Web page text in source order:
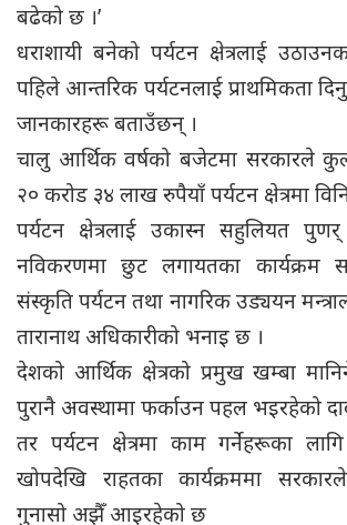
बढेको छ ।’
धराशायी बनेको पर्यटन क्षेत्रलाई
पहिले आन्तरिक पर्यटनलाई प्राथमिकता
जानकारहरू बताउँछन् ।
चालु आर्थिक वर्षको बजेटमा सरकारले
२० करोड ३४ लाख रुपैयाँ पर्यटन क्षेत्रमा
पर्यटन क्षेत्रलाई उकास्न सहुलियत पुणर्
नविकरणमा छुट लगायतका कार्यक्रम
संस्कृति पर्यटन तथा नागरिक उड्ययन
तारानाथ अधिकारीको भनाइ छ ।
देशको आर्थिक क्षेत्रको प्रमुख खम्बा
पुरानै अवस्थामा फर्काउन पहल भइरहेको
तर पर्यटन क्षेत्रमा काम गर्नेहरूका लागि
खोपदेखि राहतका कार्यक्रममा
गुनासो अझैँ आइरहेको छ